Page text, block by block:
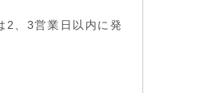
2、3営業日以内に発